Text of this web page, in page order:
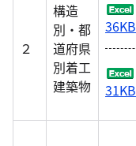
２
構造
別・都
道府県
別着工
建築物
36KB
31KB